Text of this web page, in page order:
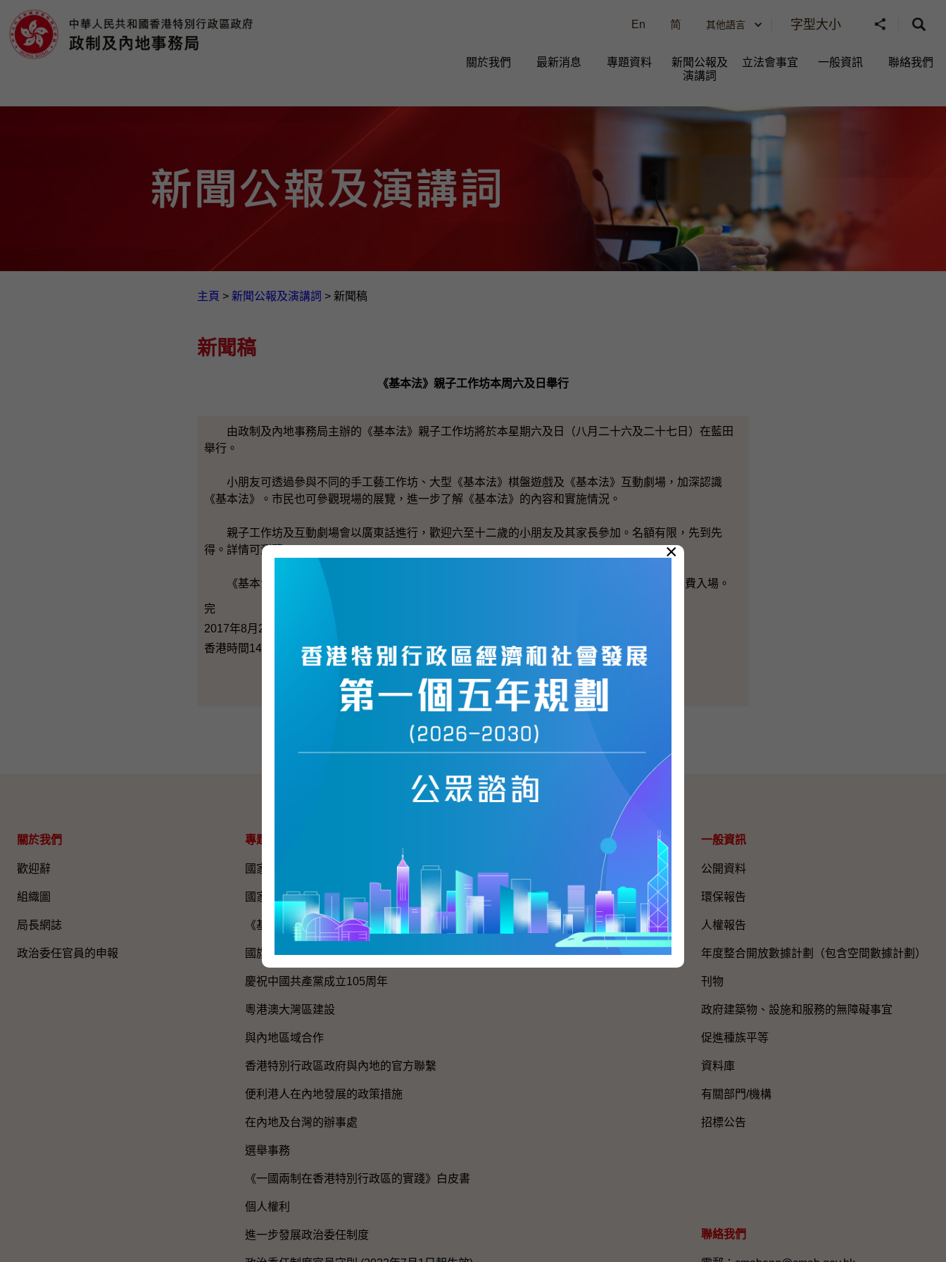
En 简 其他語言 字型大小
關於我們 最新消息 專題資料
新聞公報及
演講詞
立法會事宜 一般資訊​ 聯絡我們
主頁 > 新聞公報及演講詞 > 新聞稿
新聞稿
《基本法》親子工作坊本周六及日舉行
由政制及內地事務局主辦的《基本法》親子工作坊將於本星期六及日（八月二十六及二十七日）在藍田
舉行。
小朋友可透過參與不同的手工藝工作坊、大型《基本法》棋盤遊戲及《基本法》互動劇場，加深認識
《基本法》。市民也可參觀現場的展覽，進一步了解《基本法》的內容和實施情況。
親子工作坊及互動劇場會以廣東話進行，歡迎六至十二歲的小朋友及其家長參加。名額有限，先到先
得。詳情可瀏覽
《基本法》親子工作坊於上午十一時至下午七時在九龍藍田啟田道50號啟田商場2樓舉行，免費入場。
完
2017年8月24日（星期四）
香港時間14時30分
網站地圖
關於我們
歡迎辭
組織圖​
局長網誌
政治委任官員的申報
專題資料
國家五年規劃
國家憲法日
《基本法》
國旗、國徽、國歌
慶祝中國共產黨成立105周年
粵港澳大灣區建設
與內地區域合作
香港特別行政區政府與內地的官方聯繫
便利港人在內地發展的政策措施
在內地及台灣的辦事處
選舉事務
《一國兩制在香港特別行政區的實踐》白皮書
個人權利
進一步發展政治委任制度
演講詞
活動
一般資訊​
公開資料
環保報告
人權報告
年度整合開放數據計劃（包含空間數據計劃）
刊物
政府建築物、設施和服務的無障礙事宜
促進種族平等
資料庫
有關部門/機構
招標公告
聯絡我們
×